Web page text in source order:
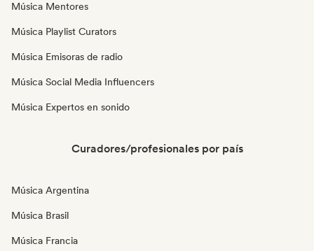
Música Mentores
Música Playlist Curators
Música Emisoras de radio
Música Social Media Influencers
Música Expertos en sonido
Curadores/profesionales por país
Música Argentina
Música Brasil
Música Francia